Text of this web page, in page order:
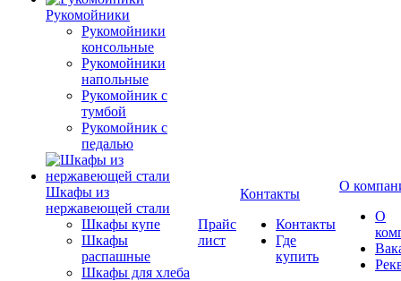
Рукомойники
Рукомойники
консольные
Рукомойники
напольные
Рукомойник с
тумбой
Рукомойник с
педалью
Шкафы из
нержавеющей стали
Шкафы купе
Шкафы
распашные
Шкафы для хлеба
Прайс
лист
Контакты
Контакты
Где
купить
О
О